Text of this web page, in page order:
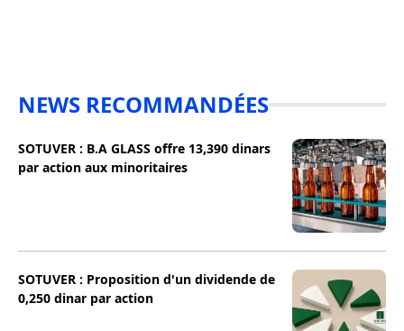
NEWS RECOMMANDÉES
SOTUVER : B.A GLASS offre 13,390 dinars
par action aux minoritaires
SOTUVER : Proposition d'un dividende de
0,250 dinar par action